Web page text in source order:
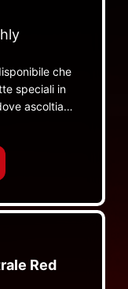
che
speciali in
ascoltiamo
parte
Red